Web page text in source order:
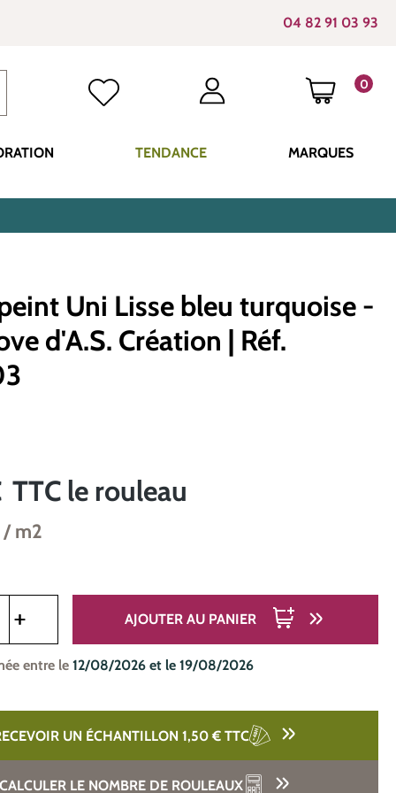
04 82 91 03 93
0
LE
TENDANCE MARQUES
Uni Lisse bleu turquoise -
d'A.S. Création | Réf.
TTC le rouleau
/ m2
AJOUTER AU PANIER
entre le 12/08/2026 et le 19/08/2026
UN ÉCHANTILLON 1,50 € TTC
LE NOMBRE DE ROULEAUX